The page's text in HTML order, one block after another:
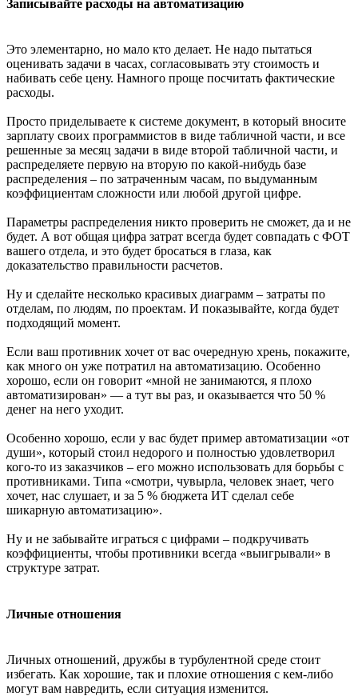
Записывайте расходы на автоматизацию
Это элементарно, но мало кто делает. Не надо пытаться
оценивать задачи в часах, согласовывать эту стоимость и
набивать себе цену. Намного проще посчитать фактические
расходы.
Просто приделываете к системе документ, в который вносите
зарплату своих программистов в виде табличной части, и все
решенные за месяц задачи в виде второй табличной части, и
распределяете первую на вторую по какой-нибудь базе
распределения – по затраченным часам, по выдуманным
коэффициентам сложности или любой другой цифре.
Параметры распределения никто проверить не сможет, да и не
будет. А вот общая цифра затрат всегда будет совпадать с ФОТ
вашего отдела, и это будет бросаться в глаза, как
доказательство правильности расчетов.
Ну и сделайте несколько красивых диаграмм – затраты по
отделам, по людям, по проектам. И показывайте, когда будет
подходящий момент.
Если ваш противник хочет от вас очередную хрень, покажите,
как много он уже потратил на автоматизацию. Особенно
хорошо, если он говорит «мной не занимаются, я плохо
автоматизирован» — а тут вы раз, и оказывается что 50 %
денег на него уходит.
Особенно хорошо, если у вас будет пример автоматизации «от
души», который стоил недорого и полностью удовлетворил
кого-то из заказчиков – его можно использовать для борьбы с
противниками. Типа «смотри, чувырла, человек знает, чего
хочет, нас слушает, и за 5 % бюджета ИТ сделал себе
шикарную автоматизацию».
Ну и не забывайте играться с цифрами – подкручивать
коэффициенты, чтобы противники всегда «выигрывали» в
структуре затрат.
Личные отношения
Личных отношений, дружбы в турбулентной среде стоит
избегать. Как хорошие, так и плохие отношения с кем-либо
могут вам навредить, если ситуация изменится.